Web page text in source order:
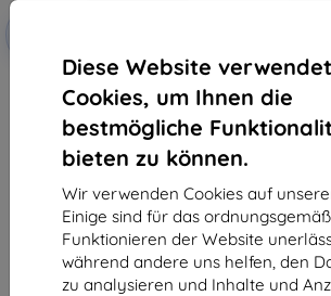
Diese Website verwendet
Cookies, um Ihnen die
bestmögliche
bieten zu können.
Wir verwenden Cookies auf
Einige sind für das
Funktionieren der Website
während andere uns helfen, den
zu analysieren und Inhalte und
3mk Hardy Paper Effect
Schutzfolie für Samsung Galaxy
Tab S6 Lite 2020/2022
18,90 €
17,01 €
Auf Lager > 5 Stk.
3mk
Auf